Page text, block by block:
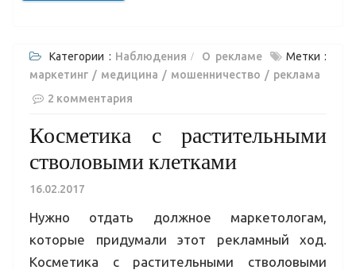
Категории : Наблюдения О рекламе
Метки :
маркетинг
медицина мошенничество
реклама
2 комментария
Косметика с растительными
стволовыми клетками
16.02.2017
Нужно отдать должное маркетологам,
которые придумали этот рекламный ход.
Косметика с растительными стволовыми